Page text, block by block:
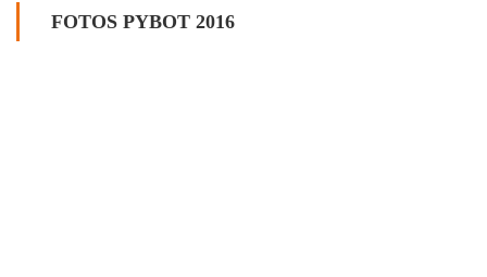
FOTOS PYBOT 2016